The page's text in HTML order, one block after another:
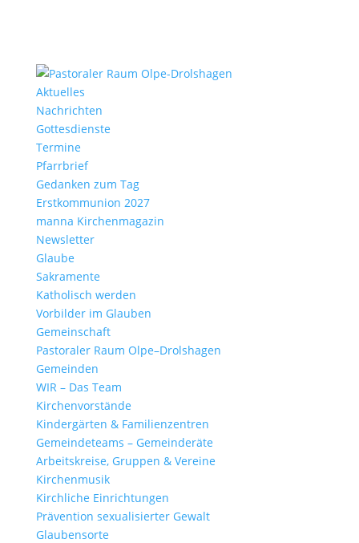
Aktu­elles
Nach­richten
Gottes­dienste
Termine
Pfarr­brief
Gedanken zum Tag
Erst­kom­mu­nion 2027
manna Kirchen­ma­gazin
News­letter
Glaube
Sakra­mente
Katho­lisch werden
Vorbilder im Glauben
Gemein­schaft
Pasto­raler Raum Olpe–Drolshagen
Gemeinden
WIR – Das Team
Kirchen­vor­stände
Kinder­gärten & Familienzentren
Gemein­de­teams – Gemeinderäte
Arbeits­kreise, Gruppen & Vereine
Kirchen­musik
Kirch­liche Einrichtungen
Präven­tion sexua­li­sierter Gewalt
Glau­ben­s­orte